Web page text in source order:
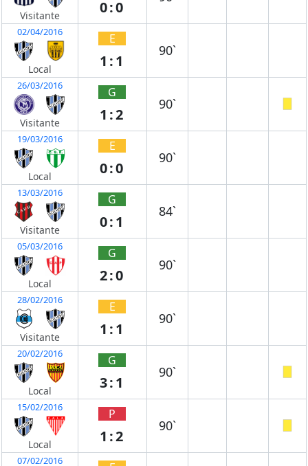
Visitante 0:0
02/04/2016
Local
E
1:1
90`
26/03/2016
Visitante
G
1:2
90`
19/03/2016
Local
E
0:0
90`
13/03/2016
Visitante
G
0:1
84`
05/03/2016
Local
G
2:0
90`
28/02/2016
Visitante
E
1:1
90`
20/02/2016
Local
G
3:1
90`
15/02/2016
Local
P
1:2
90`
07/02/2016